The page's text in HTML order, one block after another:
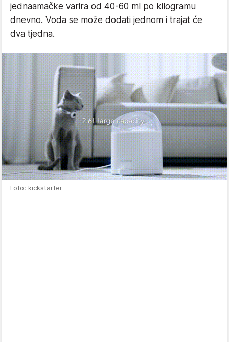
jednaamačke varira od 40-60 ml po kilogramu
dnevno. Voda se može dodati jednom i trajat će
dva tjedna.
Foto: kickstarter